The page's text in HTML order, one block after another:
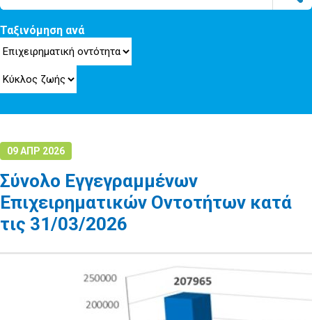
Ταξινόμηση ανά
09 ΑΠΡ 2026
Σύνολο Εγγεγραμμένων
Επιχειρηματικών Οντοτήτων κατά
τις 31/03/2026